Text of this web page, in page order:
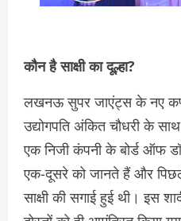
कौन है साक्षी का दूल्हा?
लखनऊ सुपर जाएंट्स के नए
उद्योगपति अंकित चौधरी के
एक निजी कंपनी के बोर्ड ऑफ
एक-दूसरे को जानते हैं और
साक्षी की सगाई हुई थी। इस